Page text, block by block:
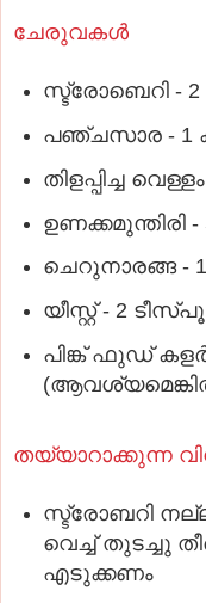
ചേരുവകൾ
സ്ട്രോബെറി -
പഞ്ചസാര - 1
തിളപ്പിച്ച
ഉണക്കമുന്തിരി -
ചെറുനാരങ്ങ -
യീസ്റ്റ് - 2
പിങ്ക് ഫുഡ്‌
തയ്യാറാക്കുന്ന
സ്ട്രോബറി
വെച്ച് തുടച്ചു
എടുക്കണം